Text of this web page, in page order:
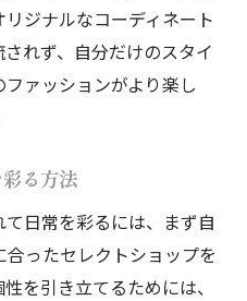
ジナルなコーディネート
れず、自分だけのスタイ
ァッションがより楽し
る方法
日常を彩るには、まず自
ったセレクトショップを
を引き立てるためには、